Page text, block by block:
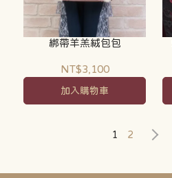
綁帶羊羔絨包包
NT$3,100
加入購物車
1 2